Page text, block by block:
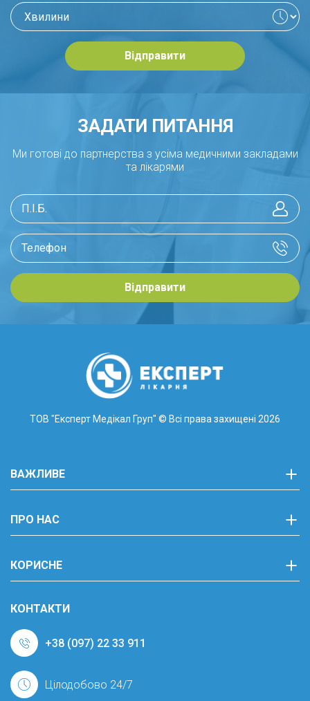
Відправити
ЗАДАТИ ПИТАННЯ
Ми готові до партнерства з усіма медичними закладами
та лікарями
Відправити
ТОВ "Експерт Медікал Груп" © Всі права захищені 2026
ВАЖЛИВЕ
ПРО НАС
КОРИСНЕ
КОНТАКТИ
+38 (097) 22 33 911
Цілодобово 24/7